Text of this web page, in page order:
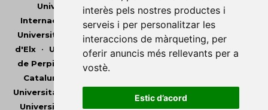
interès pels nostres productes i
serveis i per personalitzar les
interaccions de màrqueting, per
oferir anuncis més rellevants per a
vostè.
Estic d’acord
Universitat de les Illes Balears
Universitat
Internacional de Catalunya
Universitat Jaume I
Universitat de Lleida
• Universitat Miguel Hernández
d'Elx• Universitat Oberta de Catalunya •Universitat
de Perpinyà Via Domitia
Catalunya
Universitat Pompeu Fabra
Universitat Rovira i Virgili
•